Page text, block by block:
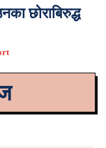
छोराबिरुद्ध